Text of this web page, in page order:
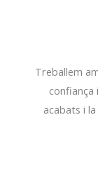
Treballem
confiança
acabats i